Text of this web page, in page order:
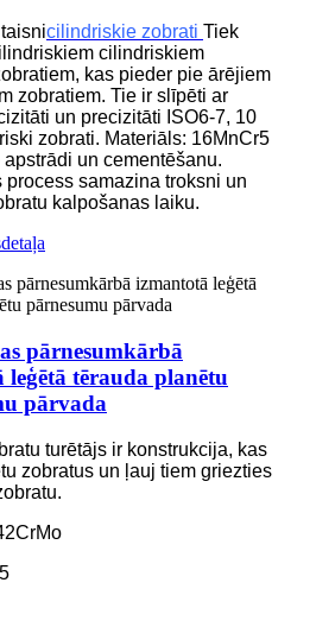
cilindriskie zobrati Tiek
cilindriskiem
kas pieder pie ārējiem
zobratiem. Tie ir slīpēti ar
un precizitāti ISO6-7, 10
zobrati. Materiāls: 16MnCr5
un cementēšanu.
process samazina troksni un
kalpošanas laiku.
detaļa
pārnesumkārbā
leģētā tērauda planētu
pārvada
turētājs ir konstrukcija, kas
zobratus un ļauj tiem griezties